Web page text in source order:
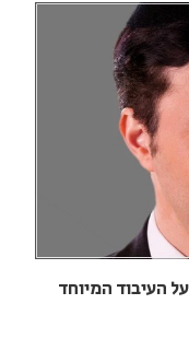
העיבוד המיוחד